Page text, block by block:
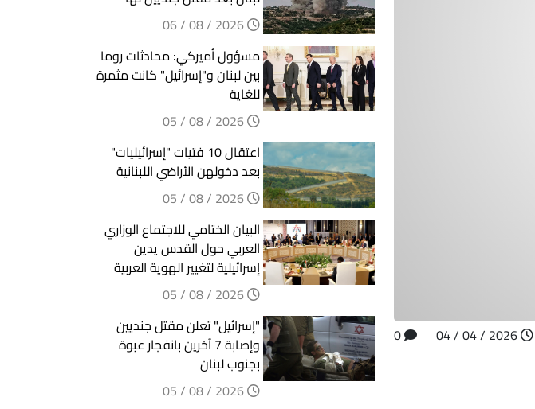
مسؤول أميركي: محادثات روما
بين لبنان و"إسرائيل" كانت مثمرة
للغاية
اعتقال 10 فتيات "إسرائيليات"
بعد دخولهن الأراضي اللبنانية
البيان الختامي للاجتماع الوزاري
العربي حول القدس يدين
إسرائيلية لتغيير الهوية العربية
"إسرائيل" تعلن مقتل جنديين
وإصابة 7 آخرين بانفجار عبوة
بجنوب لبنان